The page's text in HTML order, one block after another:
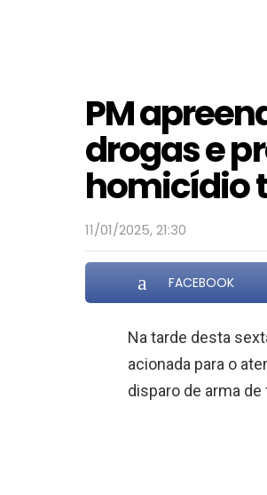
PM
drogas e
homicídio
11/01/2025, 21:30
FACEBOOK
Na tarde desta
acionada para o
disparo de arma